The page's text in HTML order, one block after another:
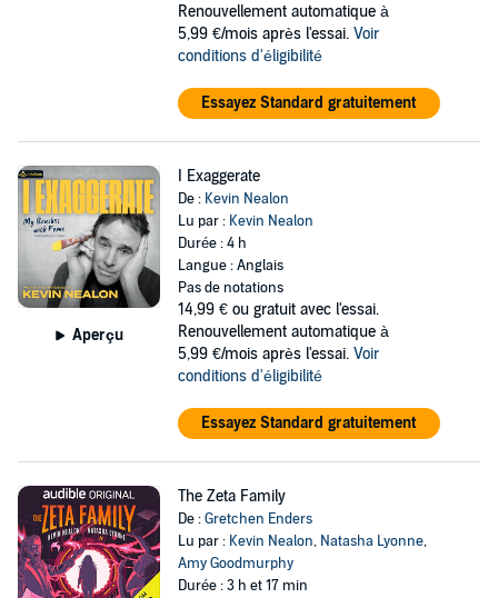
Renouvellement automatique à
5,99 €/mois après l'essai. Voir
conditions d'éligibilité
Essayez Standard gratuitement
Aperçu
I Exaggerate
De : Kevin Nealon
Lu par : Kevin Nealon
Durée : 4 h
Langue : Anglais
Pas de notations
14,99 € ou gratuit avec l'essai.
Renouvellement automatique à
5,99 €/mois après l'essai. Voir
conditions d'éligibilité
Essayez Standard gratuitement
The Zeta Family
De :Gretchen Enders
Lu par : Kevin Nealon, Natasha Lyonne,
Amy Goodmurphy
Durée : 3 h et 17 min